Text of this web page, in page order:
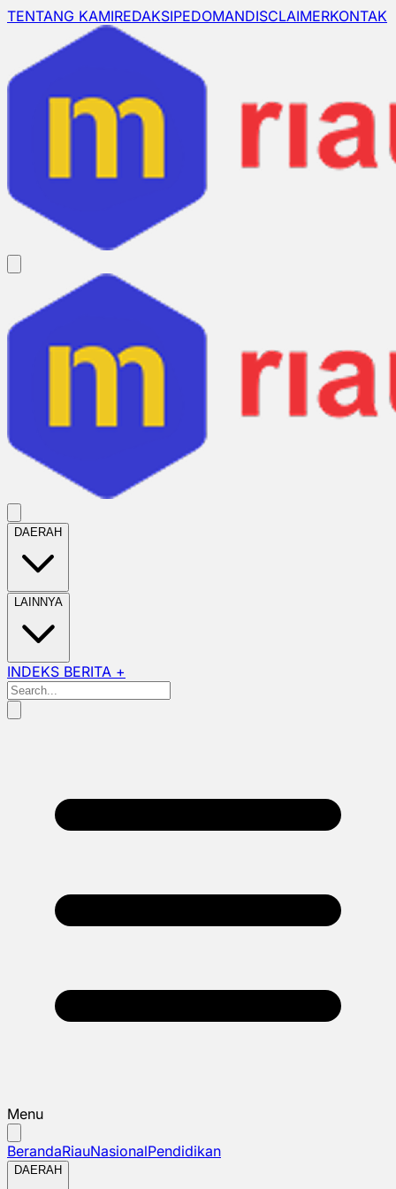
TENTANG KAMIREDAKSIPEDOMANDISCLAIMERKONTAK
DAERAH
LAINNYA
INDEKS BERITA +
Menu
BerandaRiauNasionalPendidikan
DAERAH